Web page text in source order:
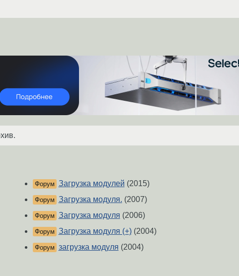
Форум Загрузка модулей (2015)
Форум Загрузка модуля. (2007)
Форум Загрузка модуля (2006)
Форум Загрузка модуля (+)(2004)
Форум загрузка модуля (2004)